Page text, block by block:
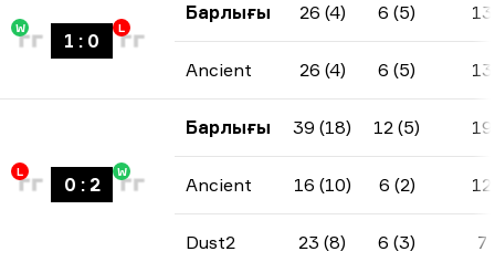
W
1 : 0
L
Барлығы 26 (4) 6 (5) 13
Ancient 26 (4) 6 (5) 13
L
0 : 2
W
Барлығы 39 (18) 12 (5) 19
Ancient 16 (10) 6 (2) 12
Dust2 23 (8) 6 (3) 7